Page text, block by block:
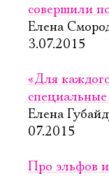
совершили
Елена
3.07.2015
«Для
Елена
07.2015
Про эльфов